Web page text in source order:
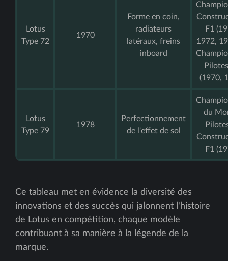
Lotus
Type 72
1970
Forme en coin,
radiateurs
latéraux, freins
inboard
F1
1972,
(1970,
Lotus
Type 79
1978
Perfectionnement
de l'effet de sol
du
F1
Ce tableau met en évidence la diversité des
innovations et des succès qui jalonnent l'histoire
de Lotus en compétition, chaque modèle
contribuant à sa manière à la légende de la
marque.